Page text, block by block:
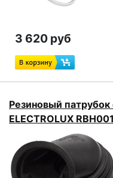
3 620 руб
Резиновый
ELECTROLUX